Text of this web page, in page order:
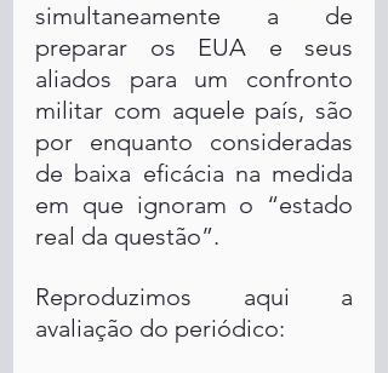
simultaneamente a de
preparar os EUA e seus
aliados para um confronto
militar com aquele país, são
por enquanto consideradas
de baixa eficácia na medida
em que ignoram o “estado
real da questão”.
Reproduzimos aqui a
avaliação do periódico: